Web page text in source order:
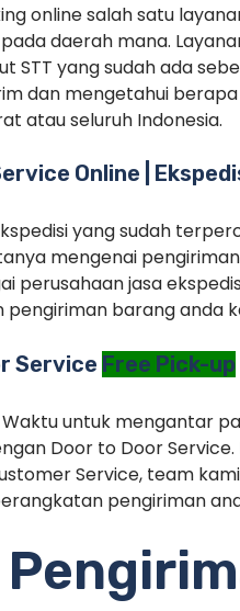
online salah satu
daerah mana.
STT yang sudah ada
dan mengetahui
atau seluruh Indonesia.
Online |
yang sudah
mengenai
perusahaan jasa
pengiriman barang anda
Service Free Pick-up
untuk mengantar
Door to Door
Service, team
pengiriman